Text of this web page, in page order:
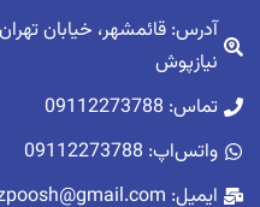
نیازپوش
تماس: 09112273788
واتس‌اپ: 09112273788
ایمیل: niazpoosh@gmail.com